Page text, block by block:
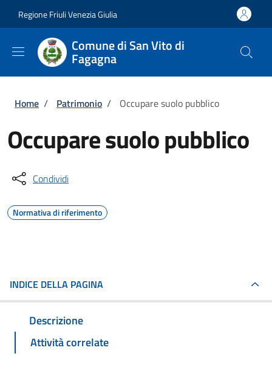
Regione Friuli Venezia Giulia
Comune di San Vito di
Fagagna
Briciole di pane
Home / Patrimonio / Occupare suolo pubblico
Occupare suolo pubblico
Condividi
Normativa di riferimento
INDICE DELLA PAGINA
Descrizione
Attività correlate